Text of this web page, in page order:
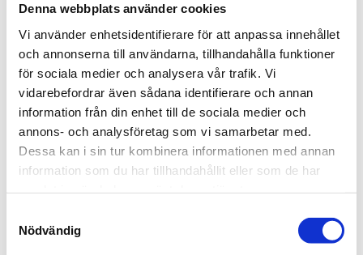
Denna webbplats använder cookies
Vi använder enhetsidentifierare för att anpassa innehållet
och annonserna till användarna, tillhandahålla funktioner
för sociala medier och analysera vår trafik. Vi
vidarebefordrar även sådana identifierare och annan
information från din enhet till de sociala medier och
annons- och analysföretag som vi samarbetar med.
Dessa kan i sin tur kombinera informationen med annan
information som du har tillhandahållit eller som de har
Nödvändig
det behövs, kan ta rollen som
svetsrobotoperatör.
Dina arbetsuppgifter
– Handsvetsning (MIG/MAG) av stålkonstruktioner
enligt ritning/tillverkningsorder
– Kvalitetssäkra enligt våra certifikat